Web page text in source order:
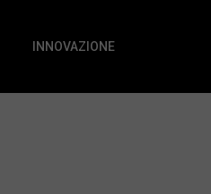
INNOVAZIONE